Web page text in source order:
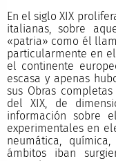
En el siglo XIX
italianas, sobre
«patria» como él
particularmente en
el continente
escasa y apenas
sus Obras
del XIX, de
información sobre
experimentales en
neumática,
ámbitos iban